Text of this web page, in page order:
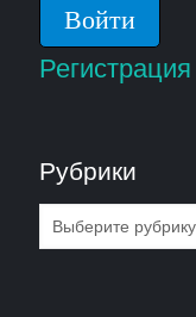
Регистрация
Рубрики
Рубрики